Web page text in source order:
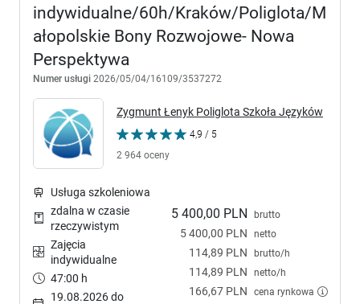
indywidualne/60h/Kraków/Poliglota/M
ałopolskie Bony Rozwojowe- Nowa
Perspektywa
Numer usługi 2026/05/04/16109/3537272
Zygmunt Łenyk Poliglota Szkoła Języków
4,9 / 5
2 964 oceny
5 400,00 PLN brutto
5 400,00 PLN netto
114,89 PLN brutto/h
114,89 PLN netto/h
166,67 PLN cena rynkowa
Usługa szkoleniowa
zdalna w czasie
rzeczywistym
Zajęcia
indywidualne
47:00 h
19.08.2026 do